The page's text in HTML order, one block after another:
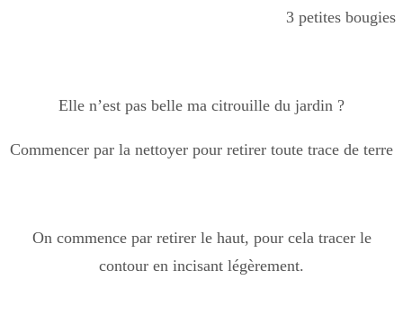
3 petites bougies
Elle n’est pas belle ma citrouille du jardin ?
Commencer par la nettoyer pour retirer toute trace de terre
On commence par retirer le haut, pour cela tracer le
contour en incisant légèrement.